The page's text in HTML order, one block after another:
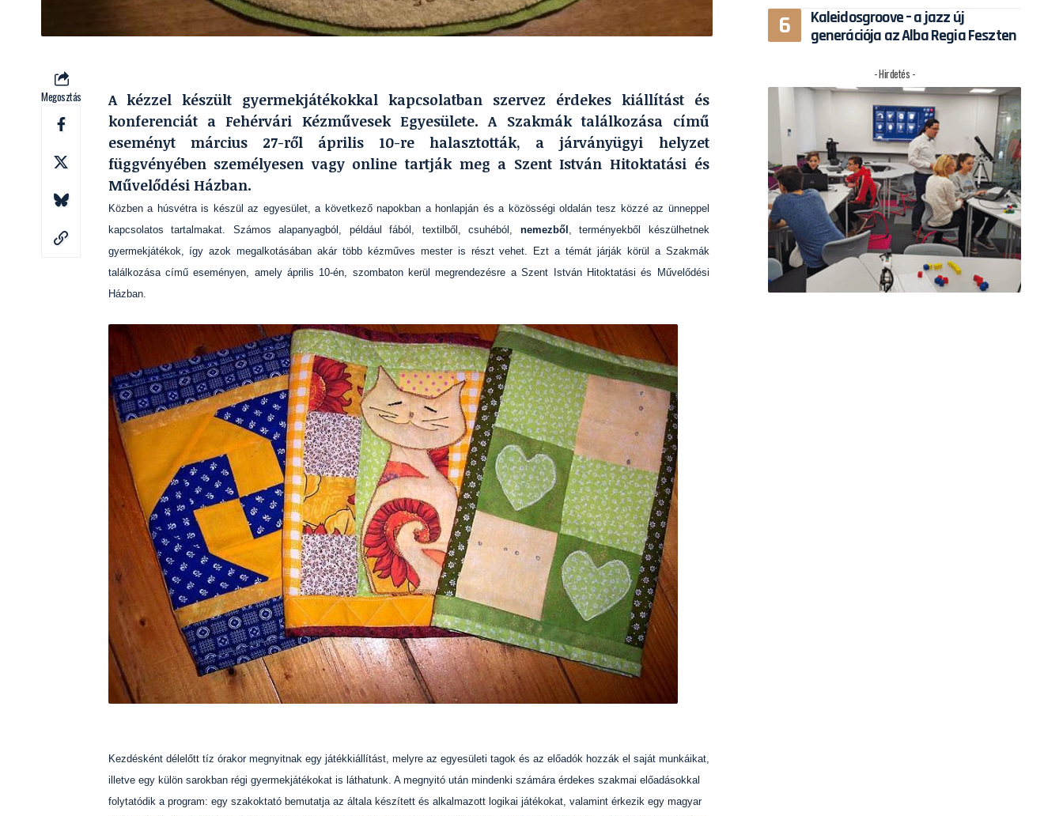
Megosztás
A kézzel készült gyermekjátékokkal kapcsolatban szervez érdekes kiállítást és
konferenciát a Fehérvári Kézművesek Egyesülete. A Szakmák találkozása című
eseményt március 27-ről április 10-re halasztották, a járványügyi helyzet
függvényében személyesen vagy online tartják meg a Szent István Hitoktatási és
Művelődési Házban.
Közben a húsvétra is készül az egyesület, a következő napokban a honlapján és a közösségi oldalán tesz közzé az ünneppel
kapcsolatos tartalmakat. Számos alapanyagból, például fából, textilből, csuhéból, nemezből , terményekből készülhetnek
gyermekjátékok, így azok megalkotásában akár több kézműves mester is részt vehet. Ezt a témát járják körül a Szakmák
találkozása című eseményen, amely április 10-én, szombaton kerül megrendezésre a Szent István Hitoktatási és Művelődési
Házban.
Kezdésként délelőtt tíz órakor megnyitnak egy játékkiállítást, melyre az egyesületi tagok és az előadók hozzák el saját munkáikat,
illetve egy külön sarokban régi gyermekjátékokat is láthatunk. A megnyitó után mindenki számára érdekes szakmai előadásokkal
folytatódik a program: egy szakoktató bemutatja az általa készített és alkalmazott logikai játékokat, valamint érkezik egy magyar
Kaleidosgroove – a jazz új
generációja az Alba Regia Feszten
- Hirdetés -